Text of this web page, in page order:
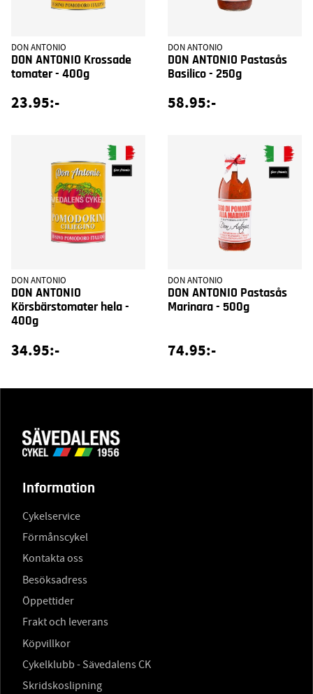
DON ANTONIO
DON ANTONIO Krossade
tomater - 400g
23.95:-
DON ANTONIO
DON ANTONIO Pastasås
Basilico - 250g
58.95:-
DON ANTONIO
DON ANTONIO
Körsbärstomater hela -
400g
34.95:-
DON ANTONIO
DON ANTONIO Pastasås
Marinara - 500g
74.95:-
Information
Cykelservice
Förmånscykel
Kontakta oss
Besöksadress
Öppettider
Frakt och leverans
Köpvillkor
Cykelklubb - Sävedalens CK
Skridskoslipning